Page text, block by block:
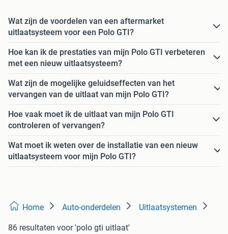
Wat zijn de voordelen van een aftermarket
uitlaatsysteem voor een Polo GTI?
Hoe kan ik de prestaties van mijn Polo GTI verbeteren
met een nieuw uitlaatsysteem?
Wat zijn de mogelijke geluidseffecten van het
vervangen van de uitlaat van mijn Polo GTI?
Hoe vaak moet ik de uitlaat van mijn Polo GTI
controleren of vervangen?
Wat moet ik weten over de installatie van een nieuw
uitlaatsysteem voor mijn Polo GTI?
Home Auto-onderdelen Uitlaatsystemen
86 resultaten voor 'polo gti uitlaat'